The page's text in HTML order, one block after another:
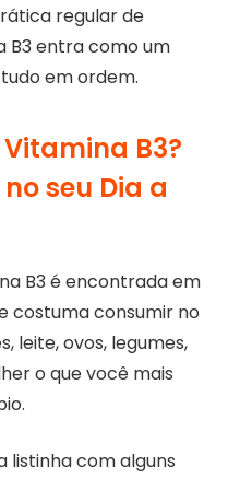
regular de
B3 entra como um
em ordem.
B3?
seu Dia a
B3 é encontrada em
costuma consumir no
leite, ovos, legumes,
o que você mais
listinha com alguns